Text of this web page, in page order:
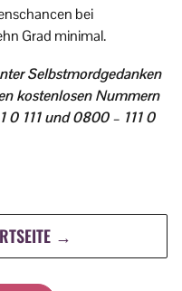
bei
Grad minimal.
Selbstmordgedanken
kostenlosen Nummern
0 111 und 0800 – 111 0
→